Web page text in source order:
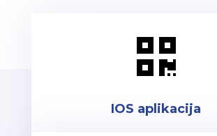

IOS aplikacija